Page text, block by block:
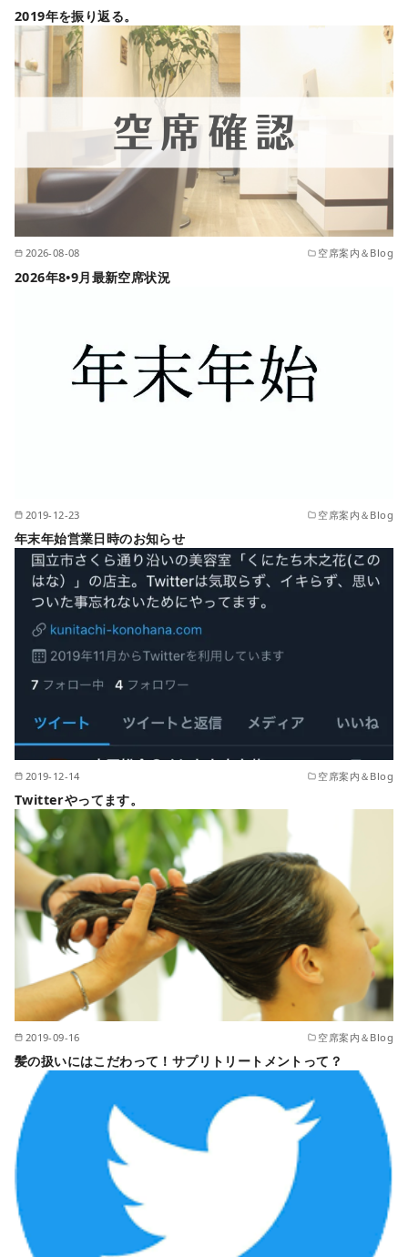
2019年を振り返る。
2026-08-08 空席案内＆Blog
2026年8•9月最新空席状況
2019-12-23 空席案内＆Blog
年末年始営業日時のお知らせ
2019-12-14 空席案内＆Blog
Twitterやってます。
2019-09-16 空席案内＆Blog
髪の扱いにはこだわって！サプリトリートメントって？